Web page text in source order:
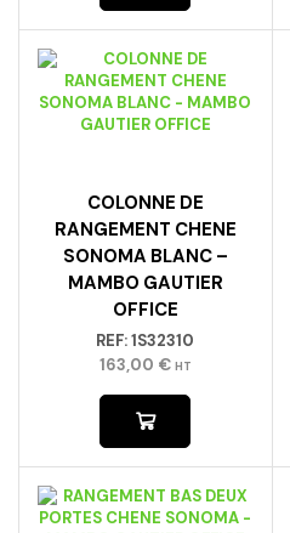
COLONNE DE
RANGEMENT CHENE
SONOMA BLANC –
MAMBO GAUTIER
OFFICE
REF:1S32310
163,00 € HT